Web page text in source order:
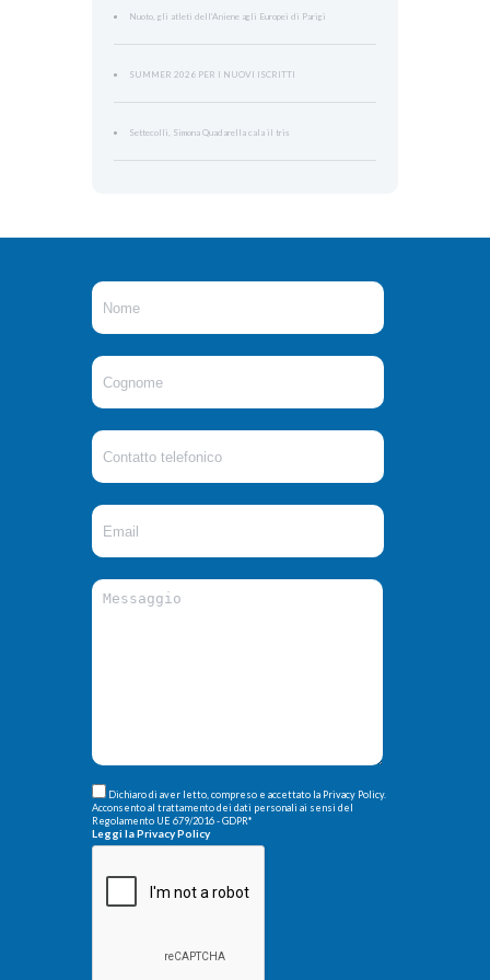
Nuoto, gli atleti dell’Aniene agli Europei di Parigi
SUMMER 2026 PER I NUOVI ISCRITTI
Settecolli, Simona Quadarella cala il tris
Dichiaro di aver letto, compreso e accettato la Privacy Policy.
Acconsento al trattamento dei dati personali ai sensi del
Regolamento UE 679/2016 - GDPR*
Leggi la Privacy Policy